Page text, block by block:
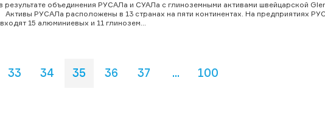
результате объединения РУСАЛа и СУАЛа с глиноземными активами швейцарской
РУСАЛа расположены в 13 странах на пяти континентах. На предприятиях
15 алюминиевых и 11 глинозем...
33 34 35 36 37 ... 100